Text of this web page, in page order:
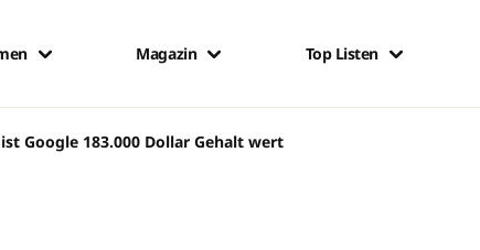
Magazin Top Listen
ist Google 183.000 Dollar Gehalt wert